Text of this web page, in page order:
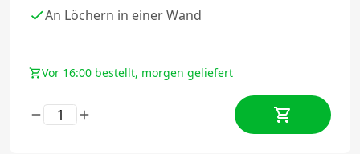
An Löchern in einer Wand
Vor 16:00 bestellt, morgen geliefert